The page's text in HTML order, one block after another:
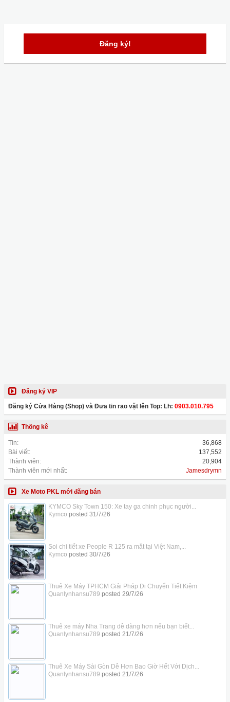
Đăng ký!
Đăng ký VIP
Đăng ký Cửa Hàng (Shop) và Đưa tin rao vặt lên Top: Lh: 0903.010.795
Thống kê
Tin:
36,868
Bài viết:
137,552
Thành viên:
20,904
Thành viên mới nhất:
Jamesdrymn
Xe Moto PKL mới đăng bán
KYMCO Sky Town 150: Xe tay ga chinh phục người...
Kymco posted 31/7/26
Soi chi tiết xe People R 125 ra mắt tại Việt Nam,...
Kymco posted 30/7/26
Thuê Xe Máy TPHCM Giải Pháp Di Chuyển Tiết Kiệm
Quanlynhansu789 posted 29/7/26
Thuê xe máy Nha Trang dễ dàng hơn nếu bạn biết...
Quanlynhansu789 posted 21/7/26
Thuê Xe Máy Sài Gòn Dễ Hơn Bao Giờ Hết Với Dịch...
Quanlynhansu789 posted 21/7/26